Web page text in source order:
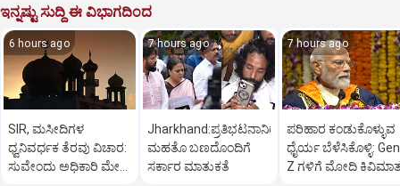
ಇನ್ನಷ್ಟು ಸುದ್ದಿ ಈ ವಿಭಾಗದಿಂದ
6 hours ago
SIR, ಮಸೀದಿಗಳ
ಧ್ವನಿವರ್ಧಕ ತೆರವು ವಿಚಾರ:
ಸುವೇಂದು ಅಧಿಕಾರಿ ಮೇಲೆ
7 hours ago
Jharkhand:ಪ್ರತಿಭಟನಾನಿರತ
ಮಹತೊ ಬಣದೊಂದಿಗೆ
ಸರ್ಕಾರ ಮಾತುಕತೆ
7 hours ago
ಪರಿಹಾರ ಕಂಡುಕೊಳ್ಳುವ
ಧೈರ್ಯ ಬೆಳೆಸಿಕೊಳ್ಳಿ:
Z ಗಳಿಗೆ ಮೋದಿ